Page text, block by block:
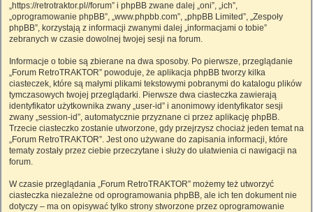
„https://retrotraktor.pl//forum” i phpBB zwane dalej „oni”, „ich”,
„oprogramowanie phpBB”, „www.phpbb.com”, „phpBB Limited”, „Zespoły
phpBB”, korzystają z informacji zwanymi dalej „informacjami o tobie”
zebranych w czasie dowolnej twojej sesji na forum.
Informacje o tobie są zbierane na dwa sposoby. Po pierwsze, przeglądanie
„Forum RetroTRAKTOR” powoduje, że aplikacja phpBB tworzy kilka
ciasteczek, które są małymi plikami tekstowymi pobranymi do katalogu plików
tymczasowych twojej przeglądarki. Pierwsze dwa ciasteczka zawierają
identyfikator użytkownika zwany „user-id” i anonimowy identyfikator sesji
zwany „session-id”, automatycznie przyznane ci przez aplikację phpBB.
Trzecie ciasteczko zostanie utworzone, gdy przejrzysz chociaż jeden temat na
„Forum RetroTRAKTOR”. Jest ono używane do zapisania informacji, które
tematy zostały przez ciebie przeczytane i służy do ułatwienia ci nawigacji na
forum.
W czasie przeglądania „Forum RetroTRAKTOR” możemy też utworzyć
ciasteczka niezależne od oprogramowania phpBB, ale ich ten dokument nie
dotyczy – ma on opisywać tylko strony stworzone przez oprogramowanie